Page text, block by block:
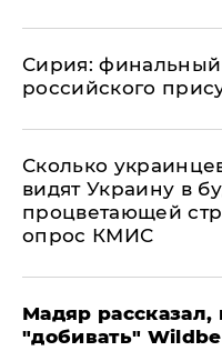
​Сирия: финальный
российского
Сколько
видят Украину в
процветающей
опрос КМИС
Мадяр рассказал,
"добивать"